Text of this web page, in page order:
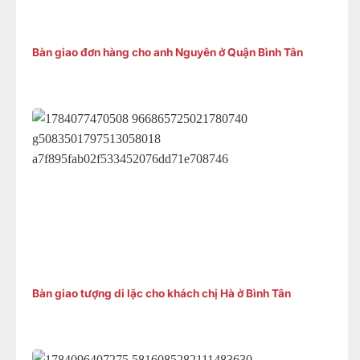
Bàn giao đơn hàng cho anh Nguyên ở Quận Bình Tân
Bàn giao tượng di lặc cho khách chị Hà ở Bình Tân